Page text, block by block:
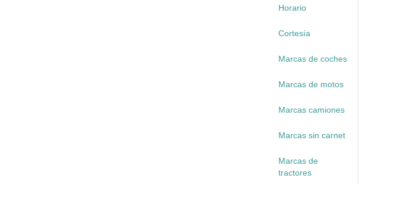
Horario
Cortesía
Marcas de coches
Marcas de motos
Marcas camiones
Marcas sin carnet
Marcas de
tractores